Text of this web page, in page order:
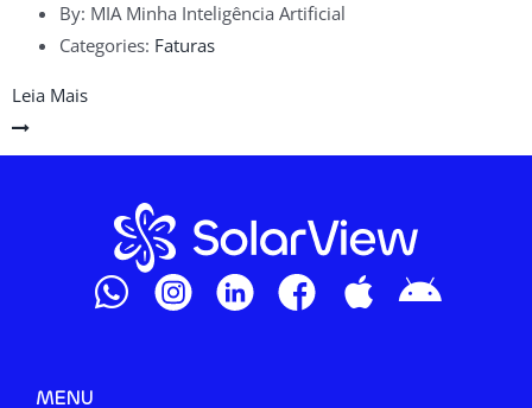
By: MIA Minha Inteligência Artificial
Categories: Faturas
Leia Mais
MENU